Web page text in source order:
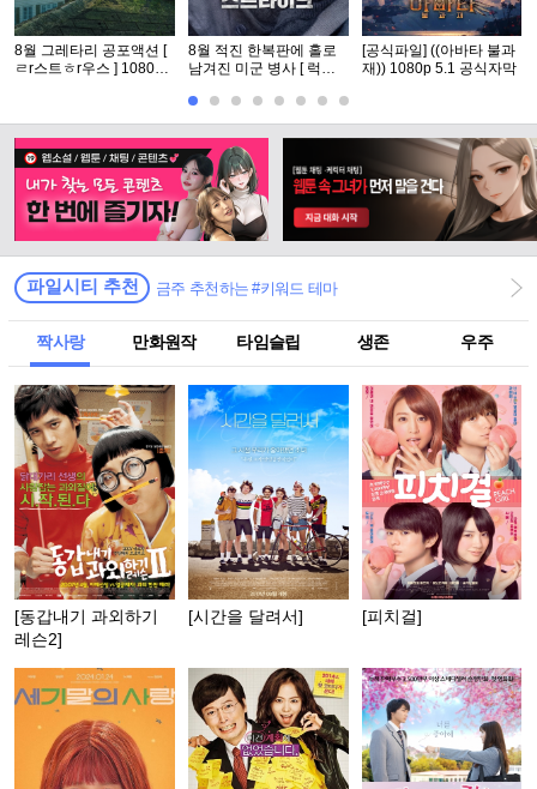
8월 그레타리 공포액션 [
ㄹr스트ㅎr우스 ] 1080p
8월 적진 한복판에 홀로
남겨진 미군 병사 [ 럭키
완벽자막
[공식파일] ((아바타 불과
재)) 1080p 5.1 공식자막
파일시티 추천 금주 추천하는 #키워드 테마
짝사랑 만화원작 타임슬립 생존 우주
[동갑내기 과외하기
레슨2]
[시간을 달려서] [피치걸]